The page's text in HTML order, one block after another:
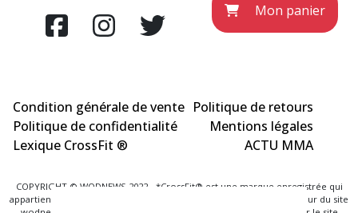
Mon panier
Condition générale de vente Politique de retours
Politique de confidentialité
Mentions légales
Lexique CrossFit ®
ACTU MMA
COPYRIGHT © WODNEWS 2022 - *CrossFit® est une marque enregistrée qui
appartient à la société CrossFit® Inc. et qui n'a aucun lien avec l'éditeur du site